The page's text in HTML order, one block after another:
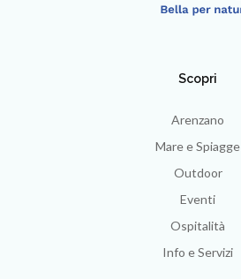
Scopri
Arenzano
Mare e Spiagge
Outdoor
Eventi
Ospitalità
Info e Servizi